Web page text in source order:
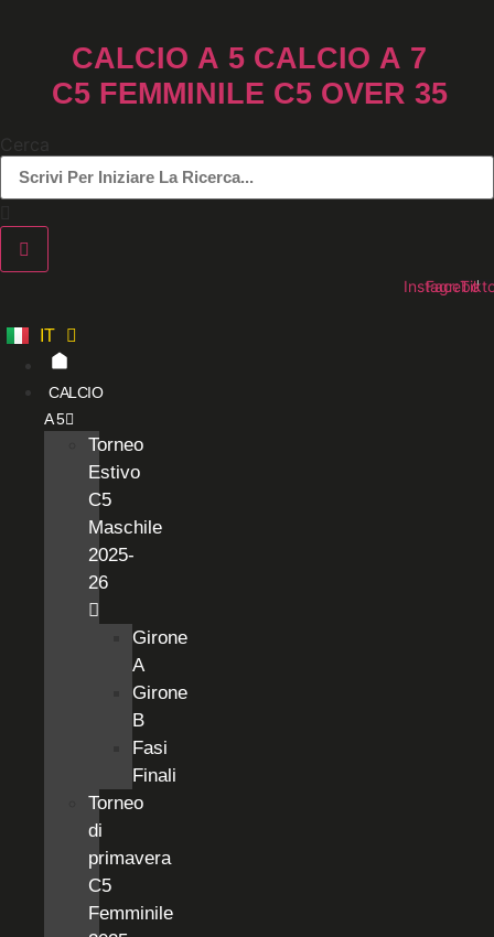
contenutoCALCIO A 5 CALCIO A 7
C5 FEMMINILE C5 OVER 35
Cerca
Instagram
IT
ES
CALCIO
A 5
Torneo
Estivo
C5
Maschile
2025-
26
Girone
A
Girone
B
Fasi
Finali
Torneo
di
primavera
C5
Femminile